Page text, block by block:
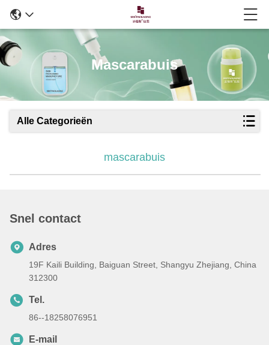
Mascarabuis
Alle Categorieën
mascarabuis
Snel contact
Adres
19F Kaili Building, Baiguan Street, Shangyu Zhejiang, China
312300
Tel.
86--18258076951
E-mail